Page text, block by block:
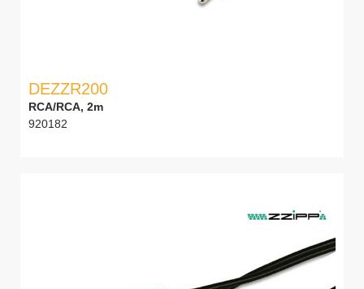
DEZZR200
RCA/RCA, 2m
920182